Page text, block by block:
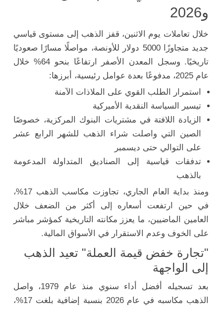
و2026
خلال تعاملات يوم الاثنين، قفز الذهب إلى مستوى قياسي
جديد متجاوزًا 5000 دولار للأونصة، مواصلًا مسارًا صعوديًا
تاريخيًا. وسجل المعدن الأصفر ارتفاعًا بنحو 64% خلال
عام 2025، مدفوعًا بعدة عوامل رئيسية، أبرزها:
استمرار الطلب القوي على الملاذات الآمنة
تيسير السياسة النقدية الأميركية
الزيادة اللافتة في مشتريات البنوك المركزية، خصوصًا
الصين التي واصلت شراء الذهب للشهر الرابع عشر
على التوالي حتى ديسمبر
تدفقات قياسية إلى الصناديق المتداولة المدعومة
بالذهب
ومنذ بداية العام الجاري، تجاوزت مكاسب الذهب 17%،
في حين ارتفعت أسعاره إلى أكثر من الضعف خلال
العامين الماضيين، ما يعزز مكانته التاريخية كمؤشر مباشر
على الخوف وعدم الاستقرار في الأسواق المالية.
"تجارة خفض قيمة العملة" تعيد الذهب
إلى الواجهة
بعد تسجيله أفضل أداء سنوي منذ عام 1979، واصل
الذهب مكاسبه في عام 2026 بنسبة إضافية بلغت 17%،